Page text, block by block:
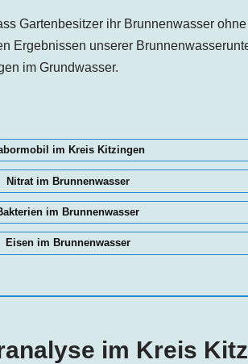
Gartenbesitzer ihr Brunnenwasser
Ergebnissen unserer
im Grundwasser.
im Kreis Kitzingen
Nitrat im Brunnenwasser
im Brunnenwasser
Eisen im Brunnenwasser
im Kreis